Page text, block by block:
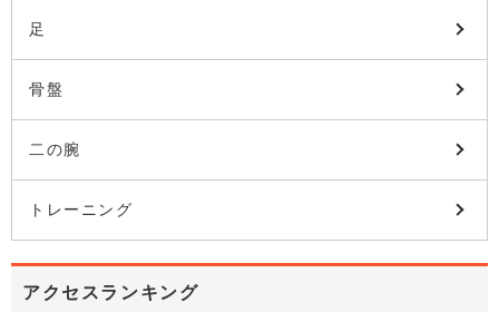
アクセスランキング
足
骨盤
二の腕
トレーニング